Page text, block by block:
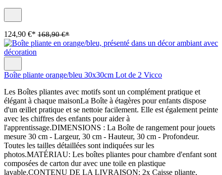
124,90 €* 168,90 €*
Boîte pliante orange/bleu 30x30cm Lot de 2 Vicco
Les Boîtes pliantes avec motifs sont un complément pratique et
élégant à chaque maisonLa Boîte à étagères pour enfants dispose
d'un œillet pratique et se nettoie facilement. Elle est également peinte
avec les chiffres des enfants pour aider à
l'apprentissage.DIMENSIONS : La Boîte de rangement pour jouets
mesure 30 cm - Largeur, 30 cm - Hauteur, 30 cm - Profondeur.
Toutes les tailles détaillées sont indiquées sur les
photos.MATÉRIAU: Les boîtes pliantes pour chambre d'enfant sont
composées de carton dur avec une toile en plastique
lavable.CONTENU DE LA LIVRAISON: 2x Caisse pliante,